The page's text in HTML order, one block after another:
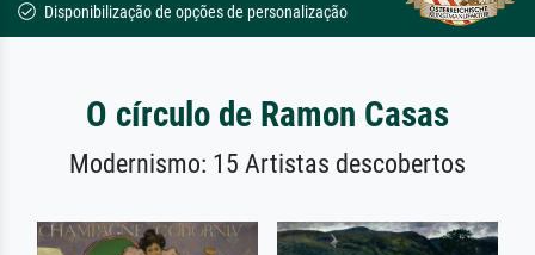
Disponibilização de opções de personalização
O círculo de Ramon Casas
Modernismo: 15 Artistas descobertos